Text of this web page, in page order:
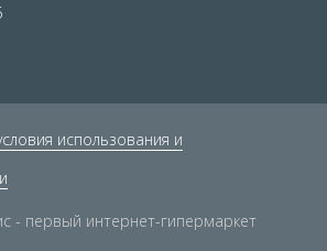
использования и
- первый интернет-гипермаркет